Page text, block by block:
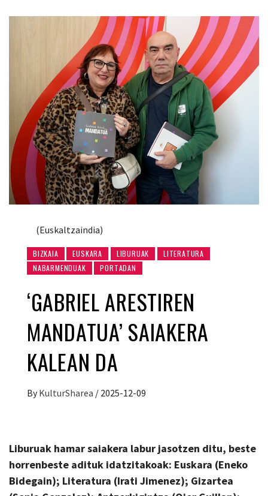
(Euskaltzaindia)
BIZKAIA EUSKARA LIBURUAK
LITERATURA
NABARMENDUAK
PORTADAN
‘GABRIEL ARESTIREN
MANDATUA’ SAIAKERA
KALEAN DA
By KulturSharea / 2025-12-09
Liburuak hamar saiakera labur jasotzen ditu, beste
horrenbeste adituk idatzitakoak: Euskara (Eneko
Bidegain); Literatura (Irati Jimenez); Gizartea